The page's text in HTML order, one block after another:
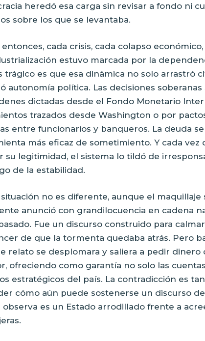
heredó esa carga sin revisar a fondo ni
sobre los que se levantaba.
entonces, cada crisis, cada colapso
estuvo marcada por la
trágico es que esa dinámica no solo arrastró
autonomía política. Las decisiones
dictadas desde el Fondo Monetario
trazados desde Washington o por
entre funcionarios y banqueros. La deuda
más eficaz de sometimiento. Y cada
su legitimidad, el sistema lo tildó de
de la estabilidad.
situación no es diferente, aunque el maquillaje
anunció con grandilocuencia en cadena
Fue un discurso construido para
de que la tormenta quedaba atrás. Pero
relato se desplomara y saliera a pedir
ofreciendo como garantía no solo las
estratégicos del país. La contradicción es
cómo aún puede sostenerse un discurso
observa es un Estado arrodillado frente a